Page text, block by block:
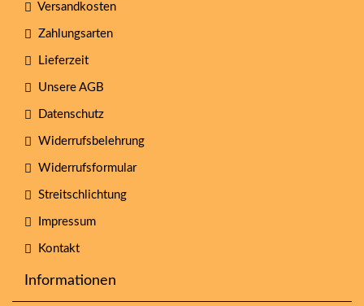
Versandkosten
Zahlungsarten
Lieferzeit
Unsere AGB
Datenschutz
Widerrufsbelehrung
Widerrufsformular
Streitschlichtung
Impressum
Kontakt
Informationen